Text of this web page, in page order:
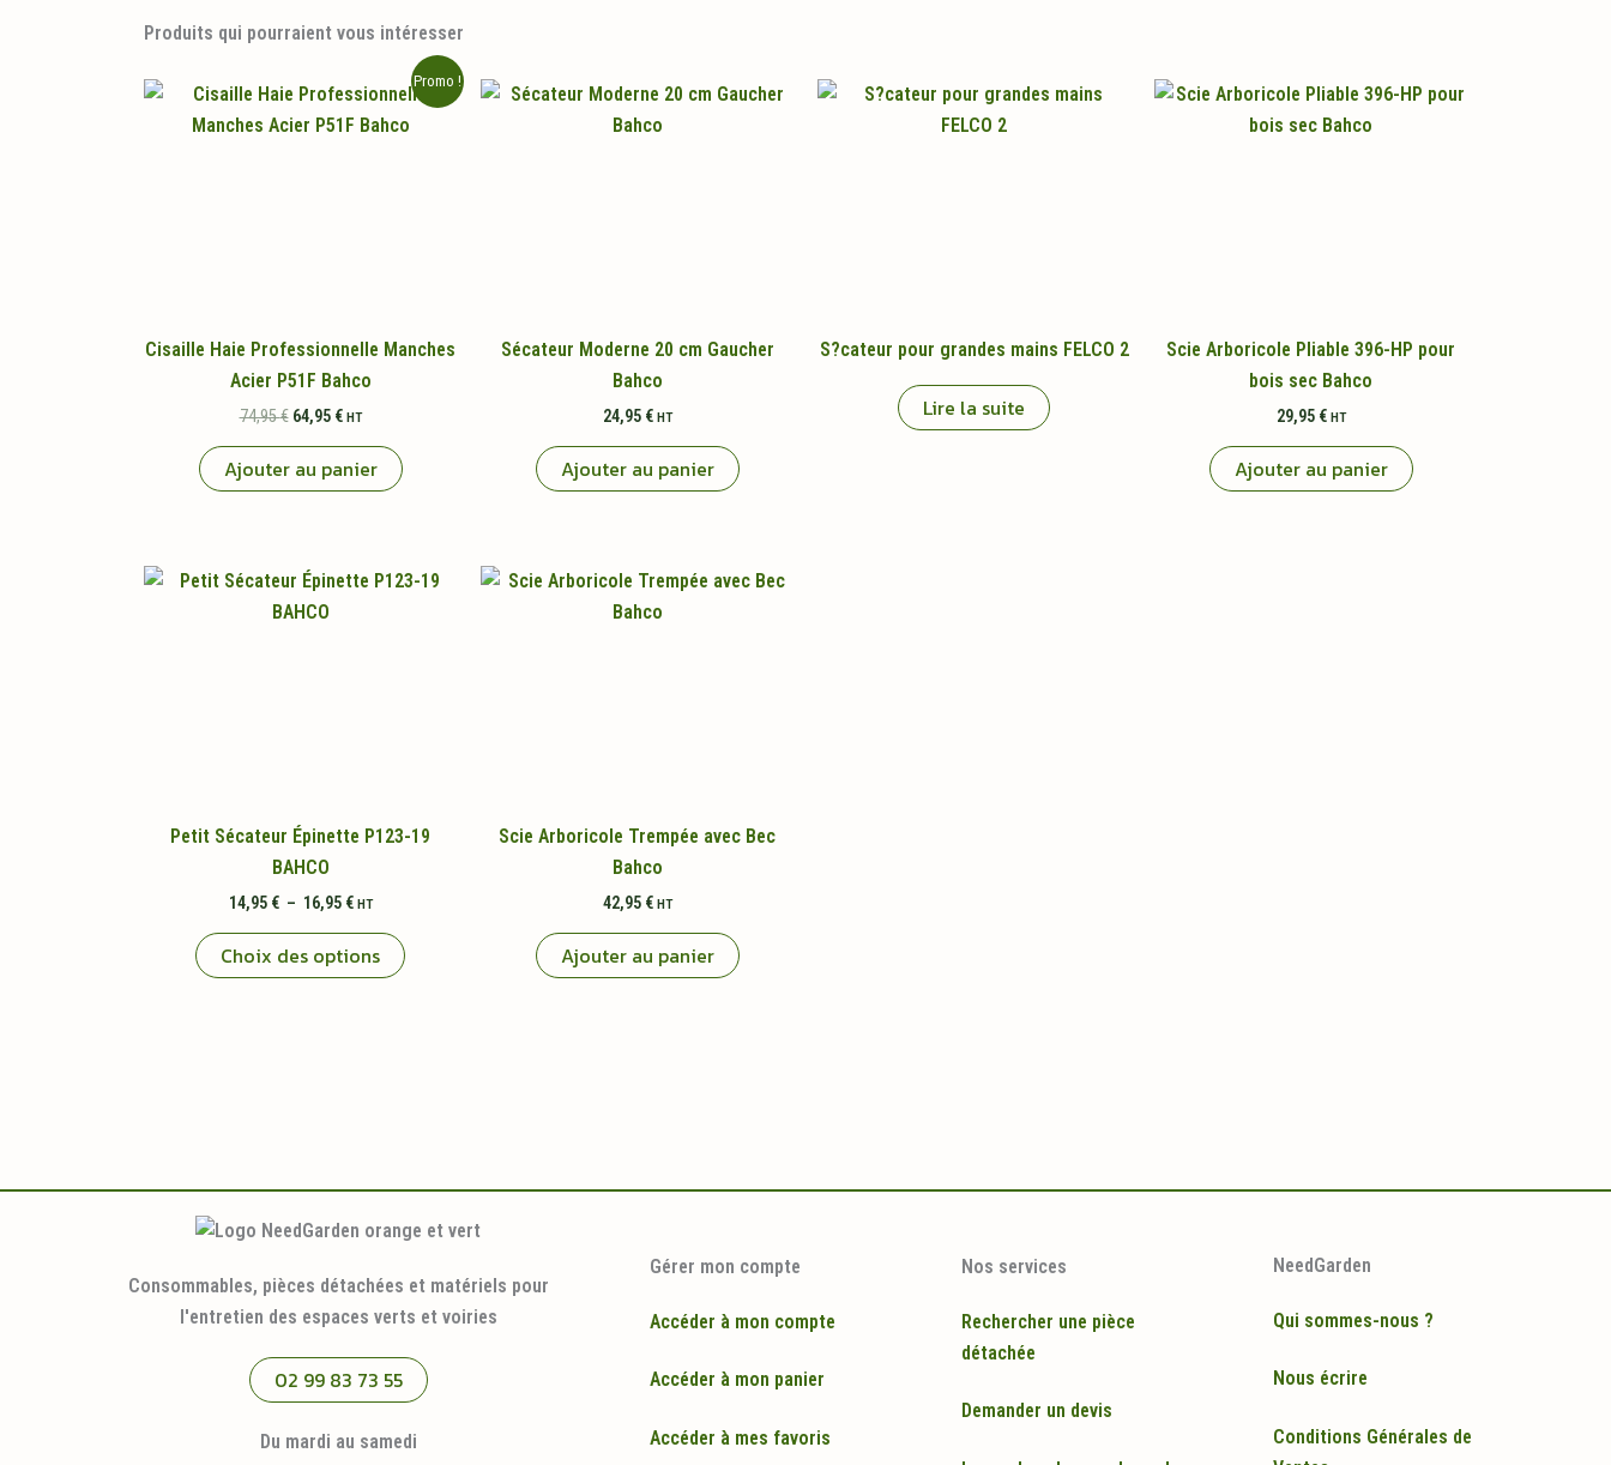
Produits qui pourraient vous intéresser
Promo !
Cisaille Haie Professionnelle Manches
Acier P51F Bahco
74,95€ Le
était :
64,95 €Le
actuel
est :
HT
Ajouter au panier
Sécateur Moderne 20 cm Gaucher
Bahco
24,95 € HT
Ajouter au panier
S?cateur pour grandes mains FELCO 2
Lire la suite
Scie Arboricole Pliable 396-HP pour
bois sec Bahco
29,95 € HT
Ajouter au panier
Petit Sécateur Épinette P123-19
BAHCO
14,95 € – 16,95 €Plage
14,95 €
HT
Choix des options
produit
être
sur
la
page
produit
Scie Arboricole Trempée avec Bec
Bahco
42,95 € HT
Ajouter au panier
Consommables, pièces détachées et matériels pour
l'entretien des espaces verts et voiries
02 99 83 73 55
Du mardi au samedi
Gérer mon compte
Accéder à mon compte
Accéder à mon panier
Accéder à mes favoris
Nos services
Rechercher une pièce
détachée
Demander un devis
NeedGarden
Qui sommes-nous ?
Nous écrire
Conditions Générales de